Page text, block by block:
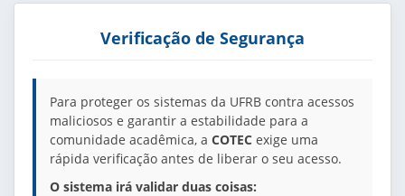
Verificação de Segurança
Para proteger os sistemas da UFRB contra acessos
maliciosos e garantir a estabilidade para a
comunidade acadêmica, a COTEC exige uma
rápida verificação antes de liberar o seu acesso.
O sistema irá validar duas coisas: